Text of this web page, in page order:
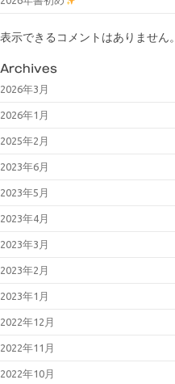
表示できるコメントはありません。
Archives
2026年3月
2026年1月
2025年2月
2023年6月
2023年5月
2023年4月
2023年3月
2023年2月
2023年1月
2022年12月
2022年11月
2022年10月